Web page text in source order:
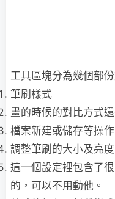
工具區塊分為幾個部份
筆刷樣式
畫的時候的對比方式
檔案新建或儲存等操作
調整筆刷的大小及亮度
這一個設定裡包含了
的，可以不用動他。